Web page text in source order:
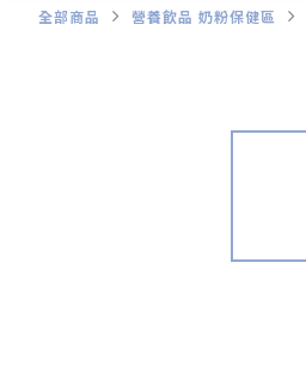
全部商品 營養飲品 奶粉保健區